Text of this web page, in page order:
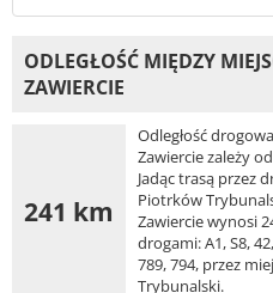
ODLEGŁOŚĆ MIĘDZY
ZAWIERCIE
241 km
Odległość
Zawiercie zależy
Jadąc trasą przez
Piotrków
Zawiercie wynosi
drogami: A1, S8,
789, 794, przez
Trybunalski.